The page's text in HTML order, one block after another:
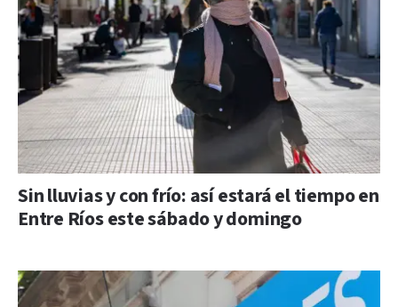
Sin lluvias y con frío: así estará el tiempo en
Entre Ríos este sábado y domingo